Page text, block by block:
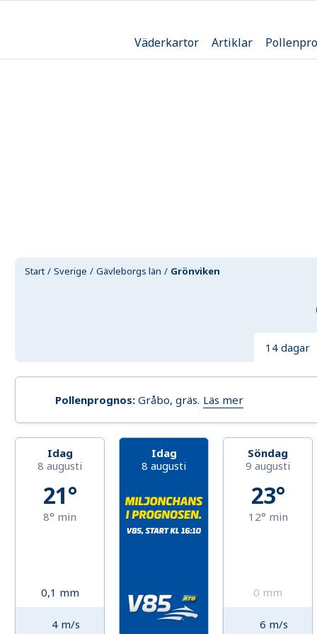
Väderkartor Artiklar
Start Sverige Gävleborgs län Grönviken
14 dagar
Pollenprognos: Gråbo, gräs. Läs mer
Idag
8 augusti
21°
8° min
0,1 mm
4 m/s
Idag
8 augusti
Söndag
9 augusti
23°
12° min
0 mm
6 m/s